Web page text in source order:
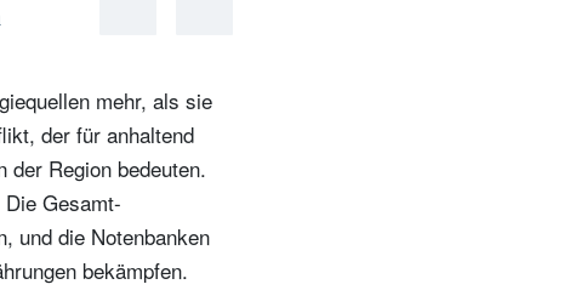
mehr, als sie
der für anhaltend
Region bedeuten.
Gesamt-
und die Notenbanken
bekämpfen.